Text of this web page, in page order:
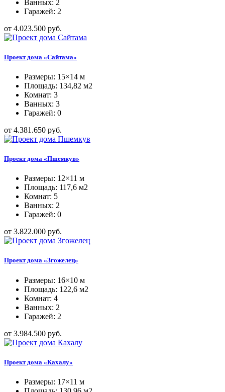
Ванных: 2
Гаражей: 2
от 4.023.500 руб.
Проект дома «Сайтама»
Размеры: 15×14 м
Площадь: 134,82 м2
Комнат: 3
Ванных: 3
Гаражей: 0
от 4.381.650 руб.
Проект дома «Пшемкув»
Размеры: 12×11 м
Площадь: 117,6 м2
Комнат: 5
Ванных: 2
Гаражей: 0
от 3.822.000 руб.
Проект дома «Згожелец»
Размеры: 16×10 м
Площадь: 122,6 м2
Комнат: 4
Ванных: 2
Гаражей: 2
от 3.984.500 руб.
Проект дома «Кахалу»
Размеры: 17×11 м